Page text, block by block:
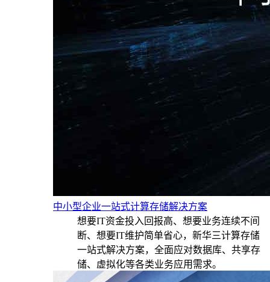
中小型企业一站式计算存储解决方案
想要IT资金投入回报高、想要业务连续不间
断、想要IT维护简单省心，新华三计算存储
一站式解决方案，全面应对数据库、共享存
储、虚拟化等各类业务应用需求。